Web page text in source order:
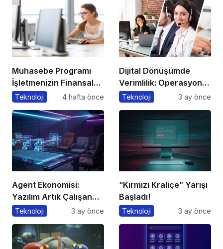
Muhasebe Programı
İşletmenizin Finansal
Yönetiminde Devrim
Teknoloji 4 hafta önce
Dijital Dönüşümde
Verimlilik: Operasyonel
Süreçleri Tek
Teknoloji 3 ay önce
Agent Ekonomisi:
Yazılım Artık Çalışan
Gibi ‘Görev’ Alıyor
Teknoloji 3 ay önce
“Kırmızı Kraliçe” Yarışı
Başladı!
Teknoloji 3 ay önce